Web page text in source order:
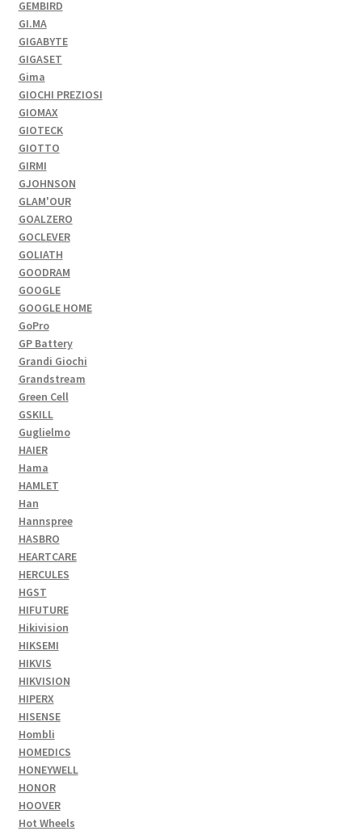
GEMBIRD
GI.MA
GIGABYTE
GIGASET
Gima
GIOCHI PREZIOSI
GIOMAX
GIOTECK
GIOTTO
GIRMI
GJOHNSON
GLAM'OUR
GOALZERO
GOCLEVER
GOLIATH
GOODRAM
GOOGLE
GOOGLE HOME
GoPro
GP Battery
Grandi Giochi
Grandstream
Green Cell
GSKILL
Guglielmo
HAIER
Hama
HAMLET
Han
Hannspree
HASBRO
HEARTCARE
HERCULES
HGST
HIFUTURE
Hikivision
HIKSEMI
HIKVIS
HIKVISION
HIPERX
HISENSE
Hombli
HOMEDICS
HONEYWELL
HONOR
HOOVER
Hot Wheels